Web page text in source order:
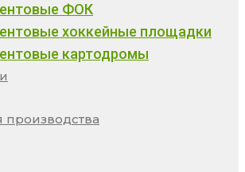
ФОК
хоккейные площадки
картодромы
производства